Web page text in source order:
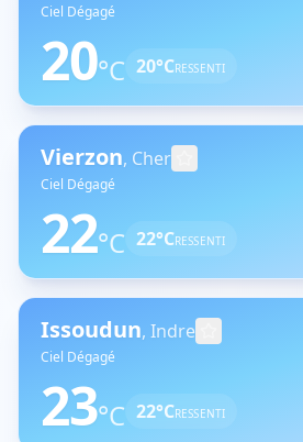
Ciel Dégagé
20°C 20°CRESSENTI
Vierzon, Cher
Ciel Dégagé
22°C 22°CRESSENTI
Issoudun, Indre
Ciel Dégagé
23°C 22°CRESSENTI